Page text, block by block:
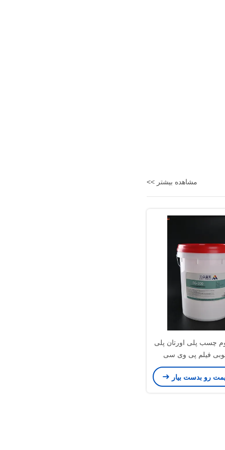
مشاهده بیشتر >>
چسب پلی اورتان پلی
فیلم پی وی سی
رو بدست بیار